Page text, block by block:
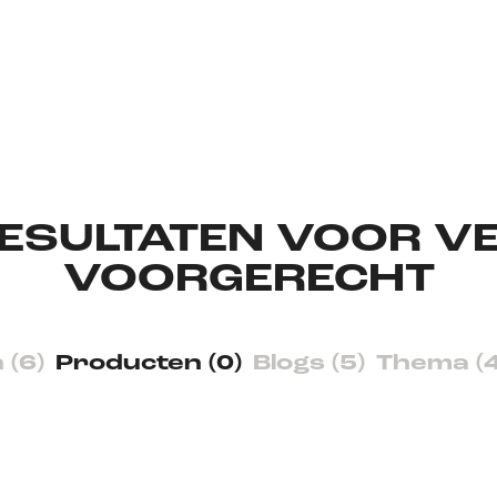
VOOR
VOORGERECHT
(6) Producten (0) Blogs (5) Thema